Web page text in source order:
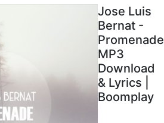
Jose Luis
Bernat -
Promenade
MP3
Download
& Lyrics |
Boomplay